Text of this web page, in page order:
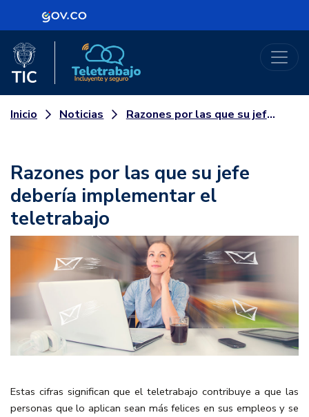
Logo Gobierno de Colombia
Logo del Ministerio TIC
Inicio Noticias Razones por las que su jefe debería implementar el teletrabajo
Razones por las que su jefe
debería implementar el
teletrabajo
Estas cifras significan que el teletrabajo contribuye a que las
personas que lo aplican sean más felices en sus empleos y se